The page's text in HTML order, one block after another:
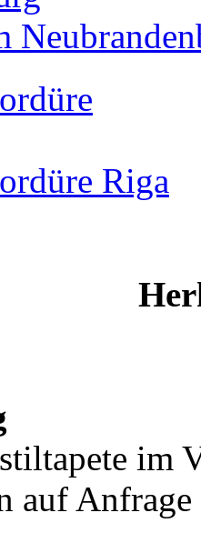
Riga
im
auf Anfrage